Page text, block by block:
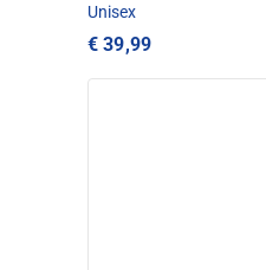
Unisex
€ 39,99